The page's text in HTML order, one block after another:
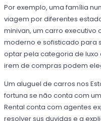
Por exemplo, uma família
viagem por diferentes
minivan, um carro
moderno e sofisticado para
optar pela categoria de
irem de compras podem
Um aluguel de carros nos
fortuna se não conta com
Rental conta com agentes
resolver sus duvidas e a